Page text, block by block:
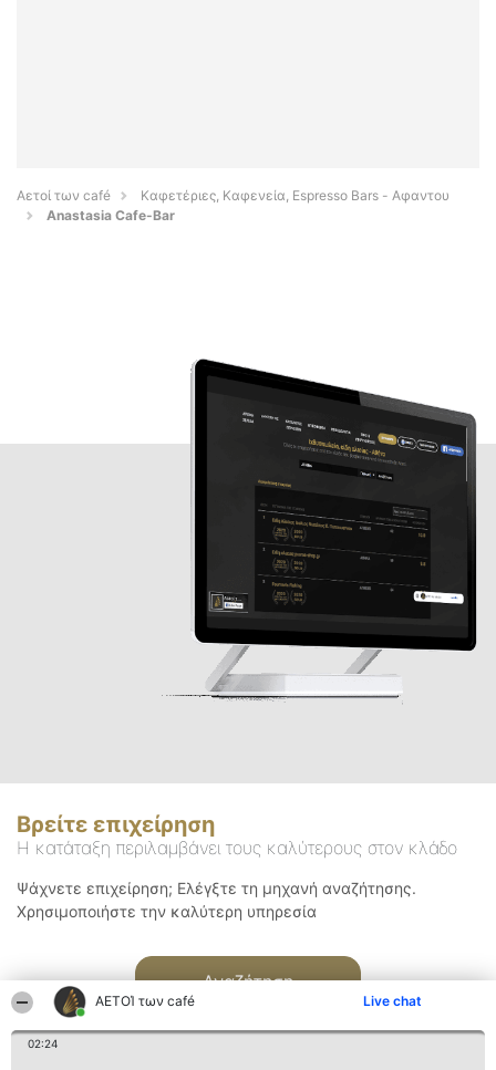
ΑΕΤΟΊ των café Live chat
02:24
Αετοί των café
Καφετέριες, Καφενεία, Espresso Bars - Αφαντου
Anastasia Cafe-Bar
Βρείτε επιχείρηση
Η κατάταξη περιλαμβάνει τους καλύτερους στον κλάδο
Ψάχνετε επιχείρηση; Ελέγξτε τη μηχανή αναζήτησης.
Χρησιμοποιήστε την καλύτερη υπηρεσία
Αναζήτηση